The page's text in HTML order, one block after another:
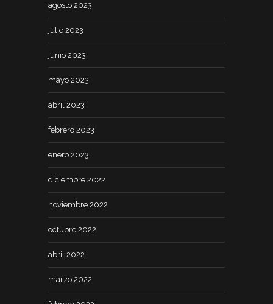
agosto 2023
julio 2023
junio 2023
mayo 2023
abril 2023
febrero 2023
enero 2023
diciembre 2022
noviembre 2022
octubre 2022
abril 2022
marzo 2022